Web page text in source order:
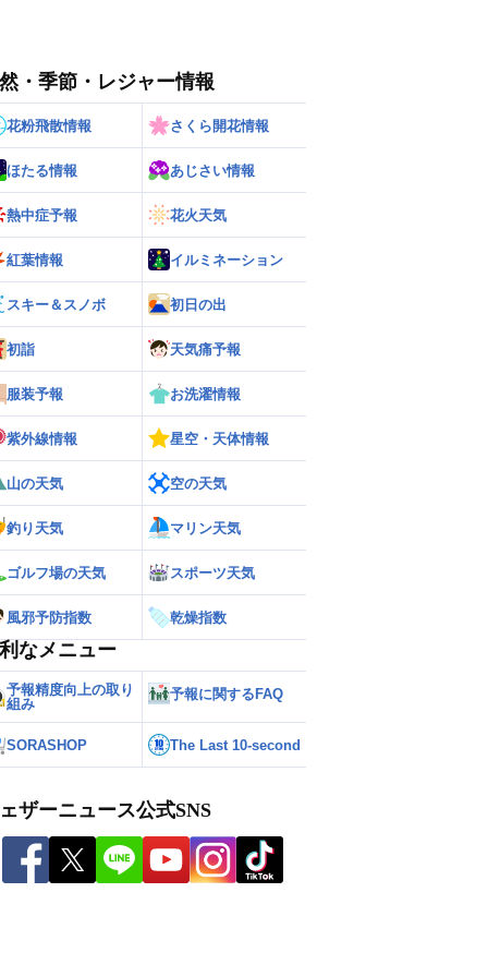
・季節・レジャー情報
花粉飛散情報 さくら開花情報
ほたる情報 あじさい情報
熱中症予報 花火天気
紅葉情報 イルミネーション
スキー＆スノボ 初日の出
初詣 天気痛予報
服装予報 お洗濯情報
紫外線情報 星空・天体情報
山の天気 空の天気
釣り天気 マリン天気
ゴルフ場の天気 スポーツ天気
風邪予防指数 乾燥指数
なメニュー
予報精度向上の取り
組み
予報に関するFAQ
SORASHOP The Last 10-second
ザーニュース公式SNS